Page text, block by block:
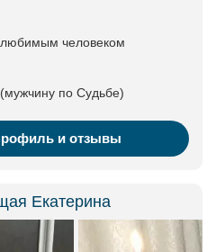
человеком
по Судьбе)
и отзывы
Екатерина